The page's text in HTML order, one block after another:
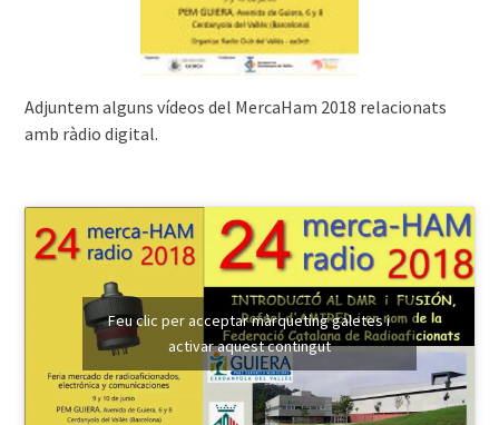
Adjuntem alguns vídeos del MercaHam 2018 relacionats
amb ràdio digital.
Feu clic per acceptar màrqueting galetes i
activar aquest contingut